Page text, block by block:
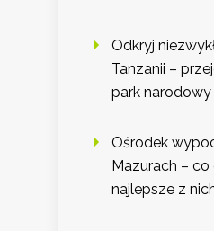
Odkryj
Tanzanii –
park narodowy
Ośrodek
Mazurach – co
najlepsze z